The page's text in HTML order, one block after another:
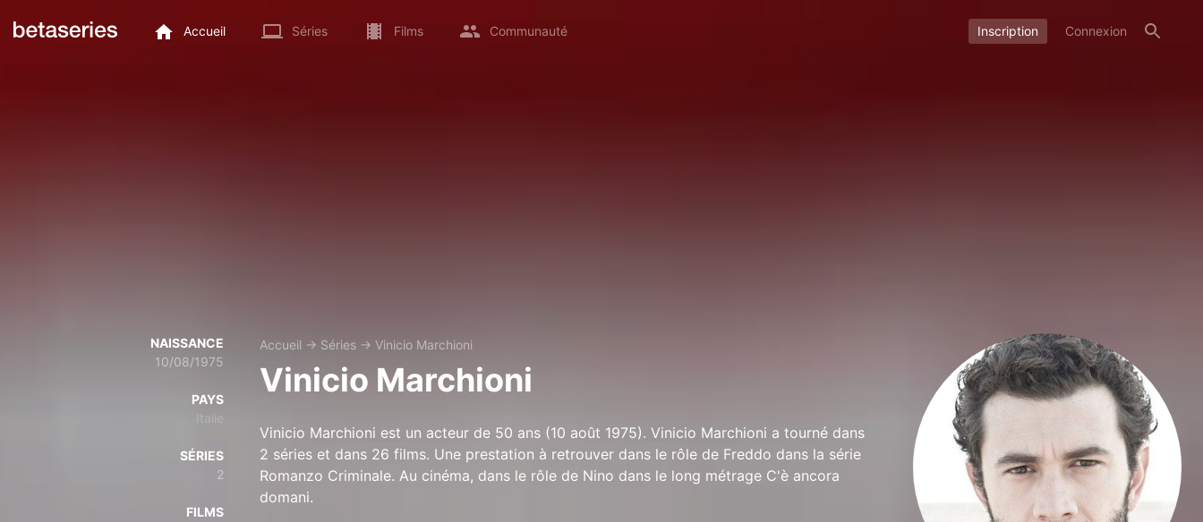
Accueil Séries Films Communauté Inscription Connexion
NAISSANCE
10/08/1975
PAYS
Italie
SÉRIES
2
FILMS
Accueil → Séries → Vinicio Marchioni
Vinicio Marchioni
Vinicio Marchioni est un acteur de 50 ans (10 août 1975). Vinicio Marchioni a tourné dans
2 séries et dans 26 films. Une prestation à retrouver dans le rôle de Freddo dans la série
Romanzo Criminale. Au cinéma, dans le rôle de Nino dans le long métrage C'è ancora
domani.